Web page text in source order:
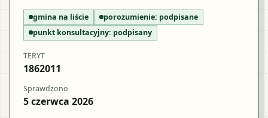
gmina na liście porozumienie: podpisane
punkt konsultacyjny: podpisany
TERYT
1862011
Sprawdzono
5 czerwca 2026